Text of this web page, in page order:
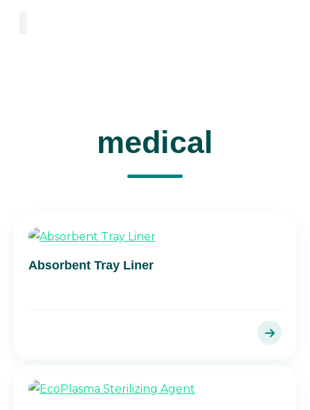
medical
Absorbent Tray Liner